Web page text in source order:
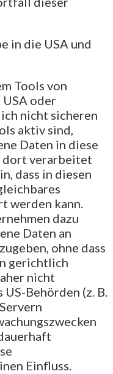
in die USA und
Tools von
oder
nicht sicheren
aktiv sind,
Daten in diese
dort verarbeitet
dass in diesen
werden kann.
dazu
Daten an
ohne dass
gerichtlich
nicht
US-Behörden (z. B.
Einfluss.